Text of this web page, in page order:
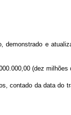
e
(dez milhões
contado da data do